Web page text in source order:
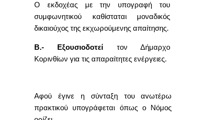
Ο εκδοχέας με την υπογραφή του
συμφωνητικού καθίσταται μοναδικός
δικαιούχος της εκχωρούμενης απαίτησης.
Β.- Εξουσιοδοτεί τον Δήμαρχο
Κορινθίων για τις απαραίτητες ενέργειες.
Αφoύ έγιvε η σύvταξη τoυ αvωτέρω
πρακτικoύ υπoγράφεται όπως o Νόμoς